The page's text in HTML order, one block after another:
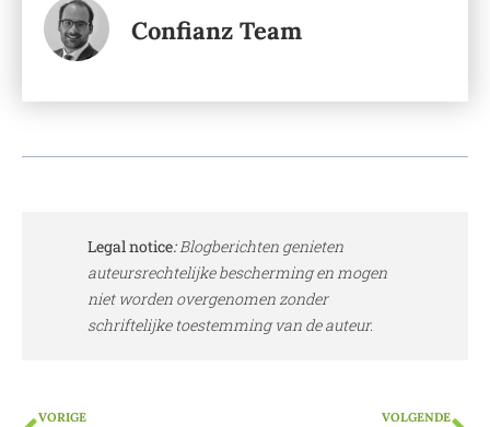
Confianz Team
Legal notice:Blogberichten genieten
auteursrechtelijke bescherming en mogen
niet worden overgenomen zonder
schriftelijke toestemming van de auteur.
VORIGE VOLGENDE